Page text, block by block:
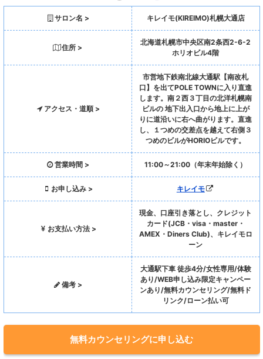
サロン名 > キレイモ(KIREIMO)札幌大通店
住所 >
北海道札幌市中央区南2条西2-6-2
ホリオビル4階
アクセス・道順 >
市営地下鉄南北線大通駅【南改札
口】を出てPOLE TOWNに入り直進
します。南２西３丁目の北洋札幌南
ビルの 地下出入口から地上に上が
りに道沿いに右へ曲がります。直進
し、１つめの交差点を越えて右側３
つめのビルがHORIOビルです。
営業時間 > 11:00～21:00（年末年始除く）
お申し込み > キレイモ
お支払い方法 >
現金、口座引き落とし、クレジット
カード(JCB・visa・master・
AMEX・Diners Club)、キレイモロ
ーン
備考 >
大通駅下車 徒歩4分/女性専用/体験
あり/WEB申し込み限定キャンペー
ンあり/無料カウンセリング/無料ド
リンク/ローン払い可
無料カウンセリングに申し込む